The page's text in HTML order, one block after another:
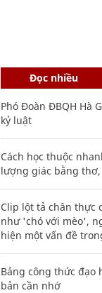
Đọc nhiều
Phó Đoàn ĐBQH Hà
kỷ luật
Cách học thuộc
lượng giác bằng
Clip lột tả chân thực
như 'chó với mèo',
hiện một vấn đề
Bảng công thức đạo
bản cần nhớ